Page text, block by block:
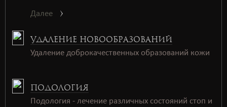
Далее
УДАЛЕНИЕ НОВООБРАЗОВАНИЙ
Удаление доброкачественных образований кожи
ПОДОЛОГИЯ
Подология - лечение различных состояний стоп и